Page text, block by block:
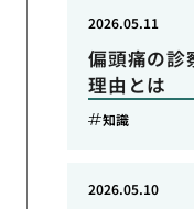
偏頭痛の診
理由とは
2026.05.11
知識
2026.05.10